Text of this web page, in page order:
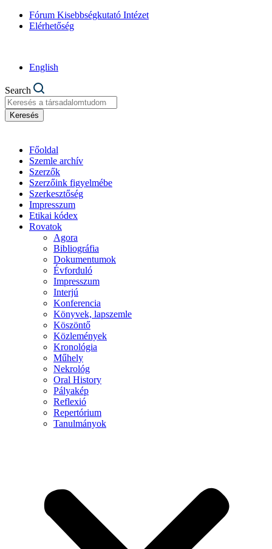
Fórum Kisebbségkutató Intézet
Elérhetőség
English
Search
Keresés
Főoldal
Szemle archív
Szerzők
Szerzőink figyelmébe
Szerkesztőség
Impresszum
Etikai kódex
Rovatok
Agora
Bibliográfia
Dokumentumok
Évforduló
Impresszum
Interjú
Konferencia
Könyvek, lapszemle
Köszöntő
Közlemények
Kronológia
Műhely
Nekrológ
Oral History
Pályakép
Reflexió
Repertórium
Tanulmányok